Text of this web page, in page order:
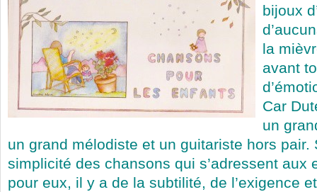
bijoux
la
avant
Car
un
un grand mélodiste et un guitariste hors pair.
simplicité des chansons qui s’adressent aux
pour eux, il y a de la subtilité, de l’exigence